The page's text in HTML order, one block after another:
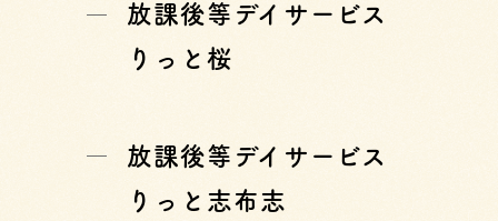
放課後等デイサービス
りっと桜
放課後等デイサービス
りっと志布志